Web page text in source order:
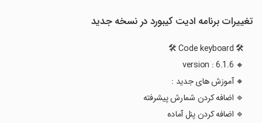
تغییرات برنامه ادیت کیبورد در نسخه جدید
🛠️ Code keyboard 🛠️
‌🔸 version : 6.1.6
‌🔸 آموزش های جدید :
🔹 اضافه کردن شمارش پیشرفته
🔹 اضافه کردن پنل آماده